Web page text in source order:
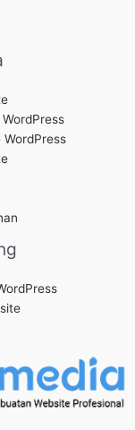
WordPress